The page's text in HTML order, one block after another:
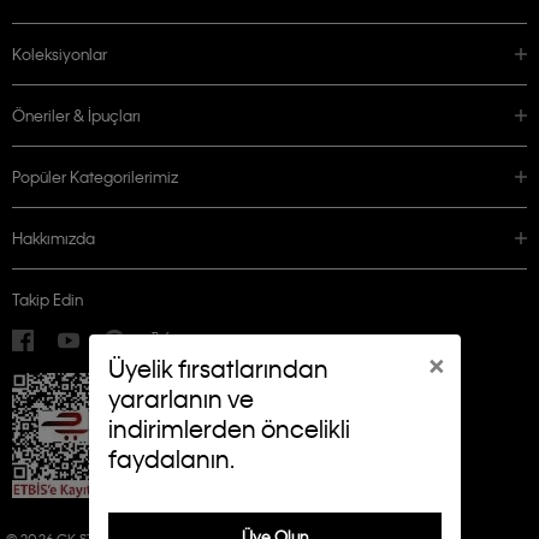
×
Üyelik fırsatlarından
yararlanın ve
indirimlerden öncelikli
faydalanın.
Koleksiyonlar
Öneriler & İpuçları
Popüler Kategorilerimiz
Hakkımızda
Takip Edin